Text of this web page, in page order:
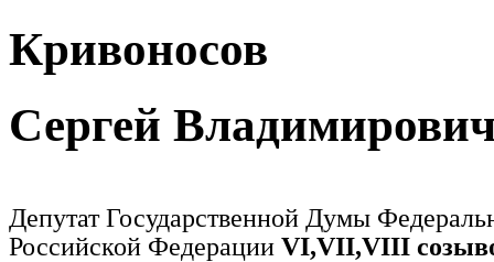
Кривоносов
Сергей
Депутат Государственной Думы
Российской Федерации VI,VII,VIII